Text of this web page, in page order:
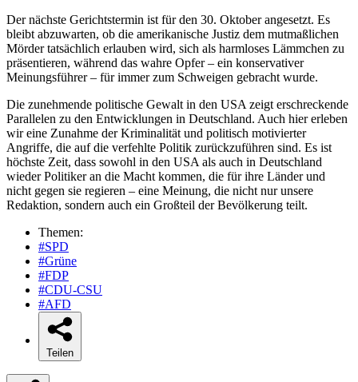
Der nächste Gerichtstermin ist für den 30. Oktober angesetzt. Es
bleibt abzuwarten, ob die amerikanische Justiz dem mutmaßlichen
Mörder tatsächlich erlauben wird, sich als harmloses Lämmchen zu
präsentieren, während das wahre Opfer – ein konservativer
Meinungsführer – für immer zum Schweigen gebracht wurde.
Die zunehmende politische Gewalt in den USA zeigt erschreckende
Parallelen zu den Entwicklungen in Deutschland. Auch hier erleben
wir eine Zunahme der Kriminalität und politisch motivierter
Angriffe, die auf die verfehlte Politik zurückzuführen sind. Es ist
höchste Zeit, dass sowohl in den USA als auch in Deutschland
wieder Politiker an die Macht kommen, die für ihre Länder und
nicht gegen sie regieren – eine Meinung, die nicht nur unsere
Redaktion, sondern auch ein Großteil der Bevölkerung teilt.
Themen:
#SPD
#Grüne
#FDP
#CDU-CSU
#AFD
Teilen